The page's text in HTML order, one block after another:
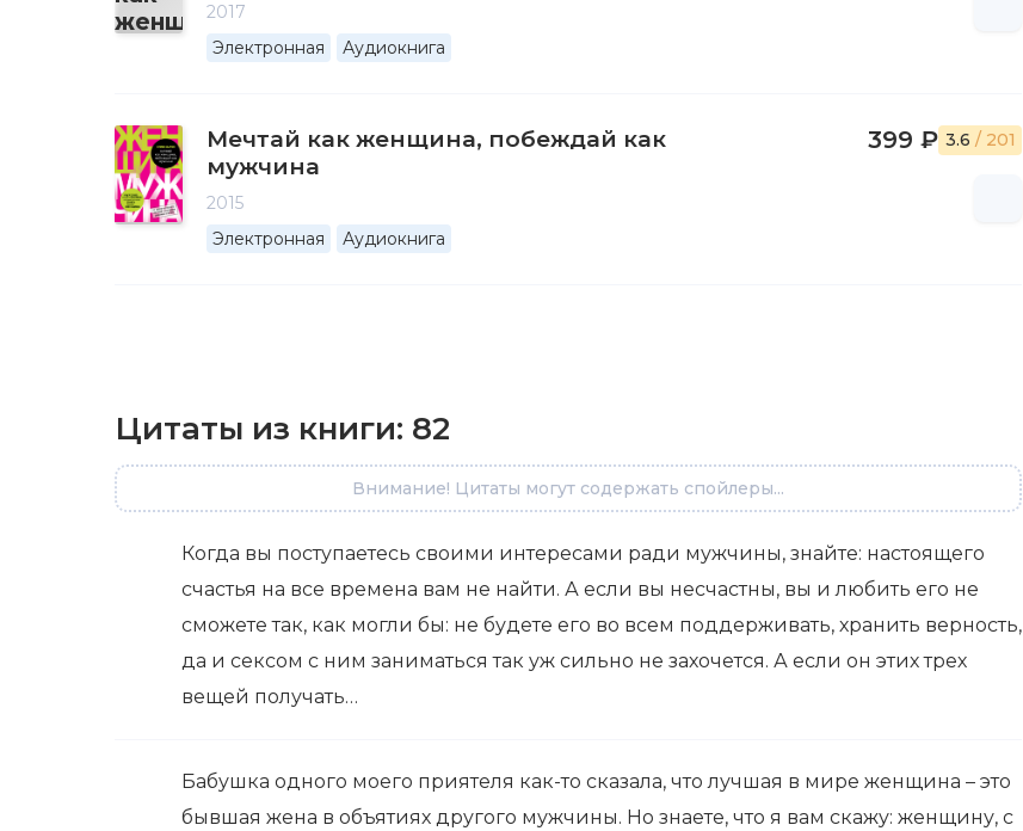
2017
Электронная
Аудиокнига
Мечтай как женщина, побеждай как
мужчина
2015
Электронная
Аудиокнига
399 ₽ 3.6 / 201
Цитаты из книги: 82
Внимание! Цитаты могут содержать спойлеры...
Когда вы поступаетесь своими интересами ради мужчины, знайте: настоящего
счастья на все времена вам не найти. А если вы несчастны, вы и любить его не
сможете так, как могли бы: не будете его во всем поддерживать, хранить верность,
да и сексом с ним заниматься так уж сильно не захочется. А если он этих трех
вещей получать…
Бабушка одного моего приятеля как-то сказала, что лучшая в мире женщина – это
бывшая жена в объятиях другого мужчины. Но знаете, что я вам скажу: женщину, с